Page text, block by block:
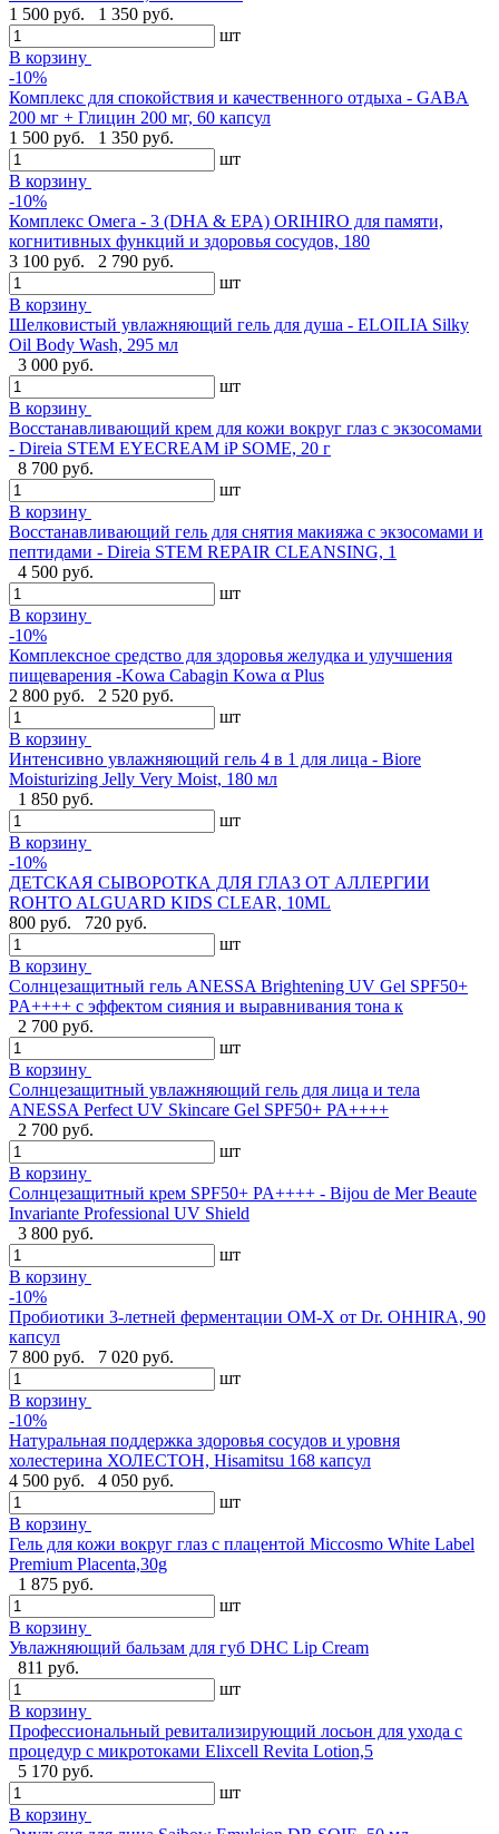
1 500 руб.
1 350 руб.
шт
В корзину
-10%
Комплекс для спокойствия и качественного отдыха - GABA
200 мг + Глицин 200 мг, 60 капсул
1 500 руб.
1 350 руб.
шт
В корзину
-10%
Комплекс Омега - 3 (DHA & EPA) ORIHIRO для памяти,
когнитивных функций и здоровья сосудов, 180
3 100 руб.
2 790 руб.
шт
В корзину
Шелковистый увлажняющий гель для душа - ELOILIA Silky
Oil Body Wash, 295 мл
3 000 руб.
шт
В корзину
Восстанавливающий крем для кожи вокруг глаз с экзосомами
- Direia STEM EYECREAM iP SOME, 20 г
8 700 руб.
шт
В корзину
Восстанавливающий гель для снятия макияжа с экзосомами и
пептидами - Direia STEM REPAIR CLEANSING, 1
4 500 руб.
шт
В корзину
-10%
Комплексное средство для здоровья желудка и улучшения
пищеварения -Kowa Cabagin Kowa α Plus
2 800 руб.
2 520 руб.
шт
В корзину
Интенсивно увлажняющий гель 4 в 1 для лица - Biore
Moisturizing Jelly Very Moist, 180 мл
1 850 руб.
шт
В корзину
-10%
ДЕТСКАЯ СЫВОРОТКА ДЛЯ ГЛАЗ ОТ АЛЛЕРГИИ
ROHTO ALGUARD KIDS CLEAR, 10ML
800 руб.
720 руб.
шт
В корзину
Солнцезащитный гель ANESSA Brightening UV Gel SPF50+
PA++++ с эффектом сияния и выравнивания тона к
2 700 руб.
шт
В корзину
Солнцезащитный увлажняющий гель для лица и тела
ANESSA Perfect UV Skincare Gel SPF50+ PA++++
2 700 руб.
шт
В корзину
Cолнцезащитный крем SPF50+ PA++++ - Bijou de Mer Beaute
Invariante Professional UV Shield
3 800 руб.
шт
В корзину
-10%
Пробиотики 3-летней ферментации OM-X от Dr. OHHIRA, 90
капсул
7 800 руб.
7 020 руб.
шт
В корзину
-10%
Натуральная поддержка здоровья сосудов и уровня
холестерина ХОЛЕСТОН, Hisamitsu 168 капсул
4 500 руб.
4 050 руб.
шт
В корзину
Гель для кожи вокруг глаз с плацентой Miccosmo White Label
Premium Placenta,30g
1 875 руб.
шт
В корзину
Увлажняющий бальзам для губ DHC Lip Cream
811 руб.
шт
В корзину
Профессиональный ревитализирующий лосьон для ухода с
процедур с микротоками Elixcell Revita Lotion,5
5 170 руб.
шт
В корзину